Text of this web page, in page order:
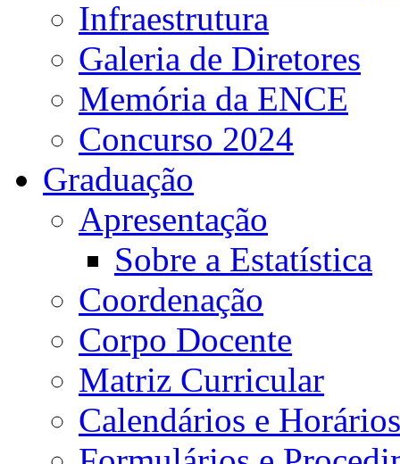
Infraestrutura
Galeria de Diretores
Memória da ENCE
Concurso 2024
Graduação
Apresentação
Sobre a Estatística
Coordenação
Corpo Docente
Matriz Curricular
Calendários e Horários